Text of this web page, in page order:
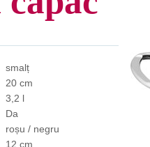
smalț
20 cm
3,2 l
Da
roșu / negru
12 cm